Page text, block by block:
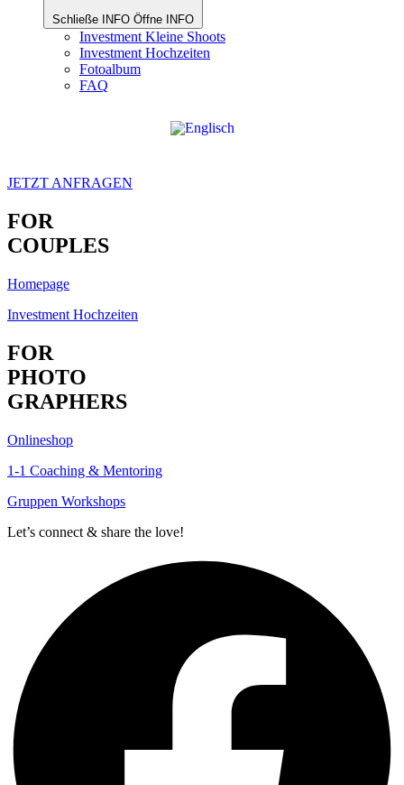
Schließe INFO Öffne INFO
Investment Kleine Shoots
Investment Hochzeiten
Fotoalbum
FAQ
JETZT ANFRAGEN
FOR
COUPLES
Homepage
Investment Hochzeiten
FOR
PHOTO
GRAPHERS
Onlineshop
1-1 Coaching & Mentoring
Gruppen Workshops
Let’s connect & share the love!